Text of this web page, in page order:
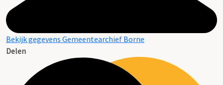
Bekijk gegevens Gemeentearchief Borne
Delen